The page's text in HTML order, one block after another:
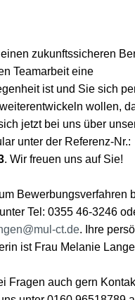
zukunftssicheren
Teamarbeit eine
ist und Sie sich
wollen,
jetzt bei uns über
unter der Referenz-Nr.:
. Wir freuen uns auf Sie!
Bewerbungsverfahren
Tel: 0355 46-3246
ct.de. Ihre
ist Frau Melanie
Fragen auch gern